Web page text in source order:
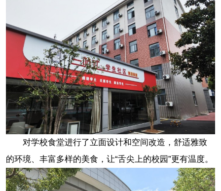
对学校食堂进行了立面设计和空间改造，舒适雅致
的环境、丰富多样的美食，让“舌尖上的校园”更有温度。